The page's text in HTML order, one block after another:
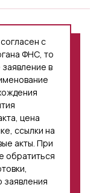
с
ФНС, то
в
цена
ссылки на
акты. При
обратиться
заявления